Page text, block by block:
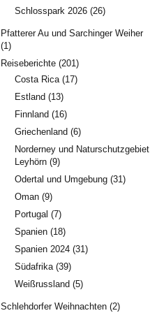
Schlosspark 2026 (26)
Pfatterer Au und Sarchinger Weiher
(1)
Reiseberichte (201)
Costa Rica(17)
Estland (13)
Finnland (16)
Griechenland (6)
Norderney und Naturschutzgebiet
Leyhörn (9)
Odertal und Umgebung (31)
Oman (9)
Portugal (7)
Spanien (18)
Spanien 2024 (31)
Südafrika(39)
Weißrussland (5)
Schlehdorfer Weihnachten (2)